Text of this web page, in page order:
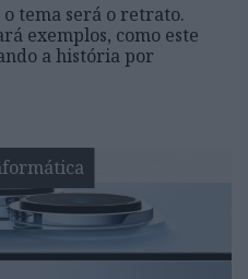
o tema será o retrato.
exemplos, como este
a história por